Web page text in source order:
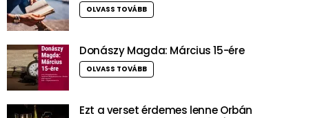
OLVASS TOVÁBB
Donászy Magda: Március 15-ére
OLVASS TOVÁBB
Ezt a verset érdemes lenne Orbán